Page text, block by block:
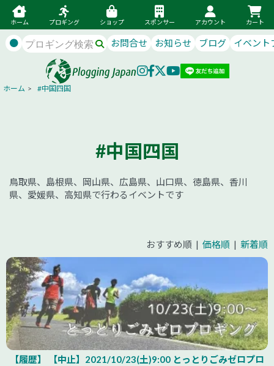
ホーム プロギング ショップ スポンサー アカウント カート
● お問合せ お知らせ ブログ イベント
ホーム > #中国四国
#中国四国
鳥取県、島根県、岡山県、広島県、山口県、徳島県、香川
県、愛媛県、高知県で行わるイベントです
おすすめ順 | 価格順 | 新着順
【履歴】 【中止】2021/10/23(土)9:00 とっとりごみゼロプロ